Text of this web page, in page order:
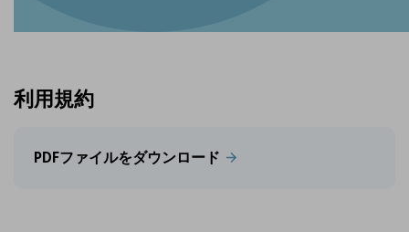
利用規約
PDFファイルをダウンロード